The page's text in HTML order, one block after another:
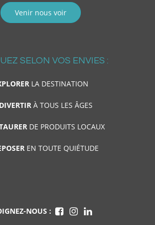
Venir nous voir
SELON VOS ENVIES :
LA DESTINATION
À TOUS LES ÂGES
DE PRODUITS LOCAUX
EN TOUTE QUIÉTUDE
NOUS :